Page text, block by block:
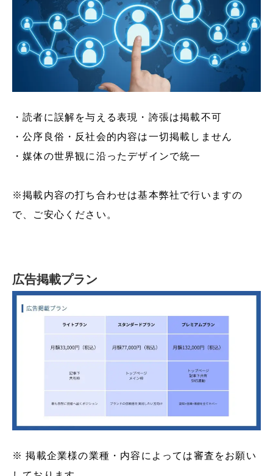
・読者に誤解を与える表現・誇張は掲載不可
・公序良俗・反社会的内容は一切掲載しません
・媒体の世界観に沿ったデザインで統一
※掲載内容の打ち合わせは基本弊社で行いますの
で、ご安心ください。
広告掲載プラン
※ 掲載企業様の業種・内容によっては審査をお願い